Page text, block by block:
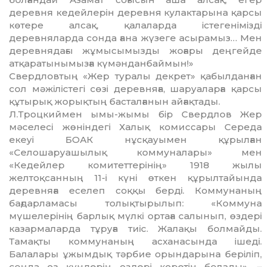
деревня кедейлерін деревня кулактарына қарсы
көтере алсақ, қалаларда істегенімізді
деревняларда сонда ғана жүзеге асырамыз… Мен
деревнядағы жұмысымызды жоғары деңгей­де
атқаратынымызға күмәндан­баймын!»
Свердловтың «Жер туралы дек­рет» қабылданған
сол мәжілістегі сөзі деревняға, шаруаларға қарсы
құтырық жорықтың басталғанын айғақтады.
Л.Троцкиймен ымы-жымы бір Свердлов Жер
мәселесі жөніндегі Халық комиссары Середа
екеуі БОАК нұсқауымен құрылған
«Селошаруашылық коммуналары» мен
«Кедейлер комитеттерінің» 1918 жылы
желтоқсанның 11-і күні өткен құрылтайында
деревняға еселеп соққы берді. Коммунаның
бағдарламасы толықтырылып: «Коммуна
мүшелерінің барлық мүлкі ортаға салынып, өздері
казармаларда тұруға тиіс. Жалақы болмайды.
Тамақты коммунаның асханасында ішеді.
Балалары ұжымдық тәрбие орындарына беріліп,